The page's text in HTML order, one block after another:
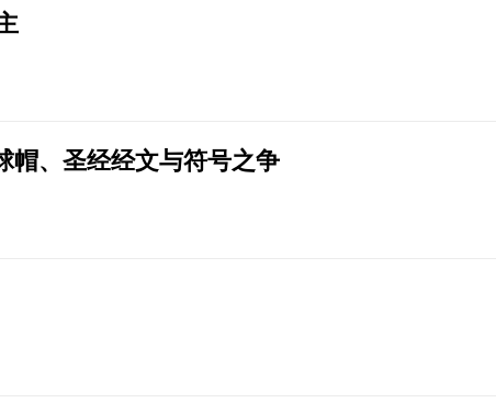
帽、圣经经文与符号之争